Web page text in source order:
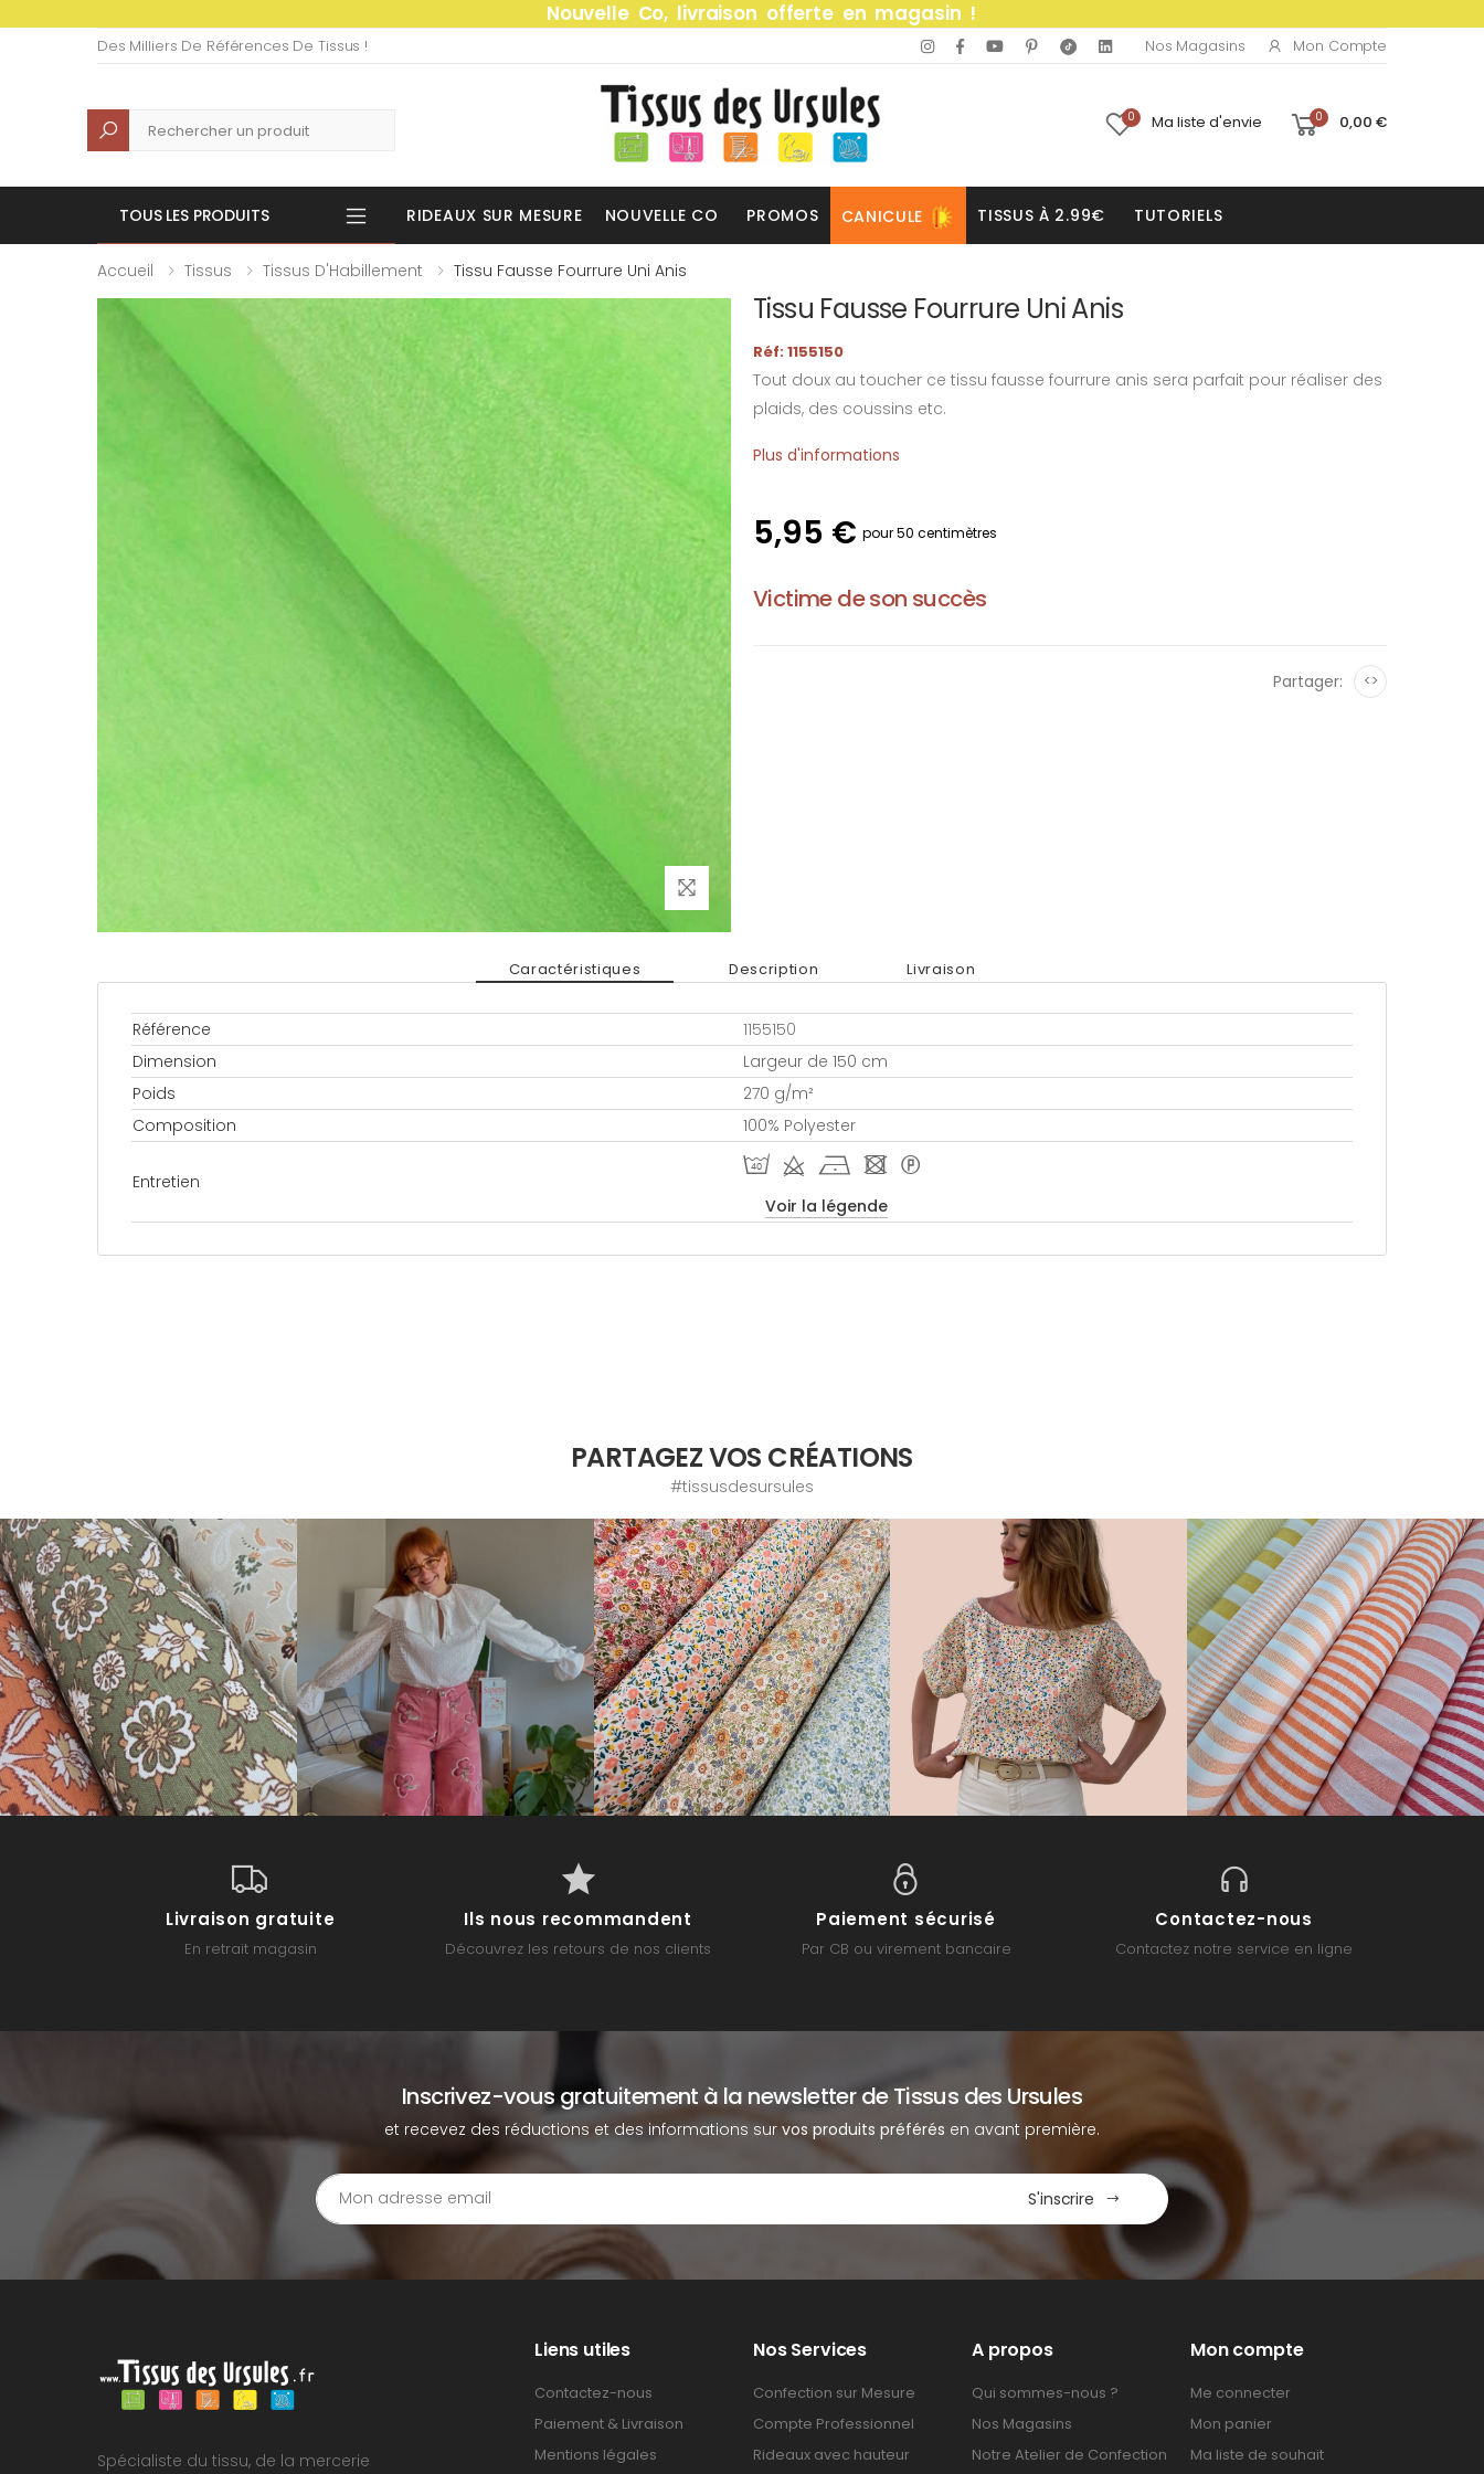
Nouvelle Co, livraison offerte en magasin !
Des Milliers De Références De Tissus ! Nos Magasins Mon Compte
Recherche 0 Ma liste d'envie 0 0,00 €
TOUS LES PRODUITS RIDEAUX SUR MESURE NOUVELLE CO PROMOS CANICULE TISSUS À 2.99€ TUTORIELS
Accueil Tissus Tissus D'Habillement Tissu Fausse Fourrure Uni Anis
Tissu Fausse Fourrure Uni Anis
Réf: 1155150
Tout doux au toucher ce tissu fausse fourrure anis sera parfait pour réaliser des
plaids, des coussins etc.
Plus d'informations
5,95 € pour 50 centimètres
Victime de son succès
Partager: <>
Caractéristiques Description Livraison
Référence
1155150
Dimension
Largeur de 150 cm
Poids
270 g/m²
Composition
100% Polyester
Entretien
I d h - *
Voir la légende
PARTAGEZ VOS CRÉATIONS
#tissusdesursules
Livraison gratuite
En retrait magasin
Ils nous recommandent
Découvrez les retours de nos clients
Paiement sécurisé
Par CB ou virement bancaire
Contactez-nous
Contactez notre service en ligne
Inscrivez-vous gratuitement à la newsletter de Tissus des Ursules
et recevez des réductions et des informations survos produits préférés en avant première.
S'inscrire
Spécialiste du tissu, de la mercerie
Liens utiles
Contactez-nous
Paiement & Livraison
Mentions légales
Nos Services
Confection sur Mesure
Compte Professionnel
Rideaux avec hauteur
A propos
Qui sommes-nous ?
Nos Magasins
Notre Atelier de Confection
Mon compte
Me connecter
Mon panier
Ma liste de souhait